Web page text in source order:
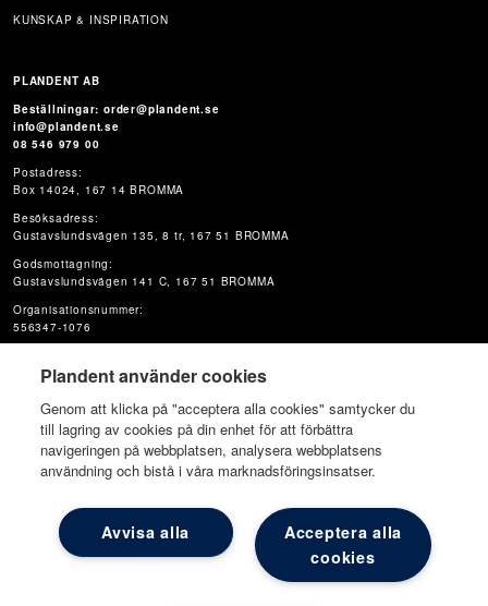
KUNSKAP & INSPIRATION
PLANDENT AB
Beställningar: order@plandent.se
info@plandent.se
08 546 979 00
Postadress:
Box 14024, 167 14 BROMMA
Besöksadress:
Gustavslundsvägen 135, 8 tr, 167 51 BROMMA
Godsmottagning:
Gustavslundsvägen 141 C, 167 51 BROMMA
Organisationsnummer:
556347-1076
Plandent använder cookies
Genom att klicka på "acceptera alla cookies" samtycker du
till lagring av cookies på din enhet för att förbättra
navigeringen på webbplatsen, analysera webbplatsens
användning och bistå i våra marknadsföringsinsatser.
Acceptera alla
cookies
Avvisa alla